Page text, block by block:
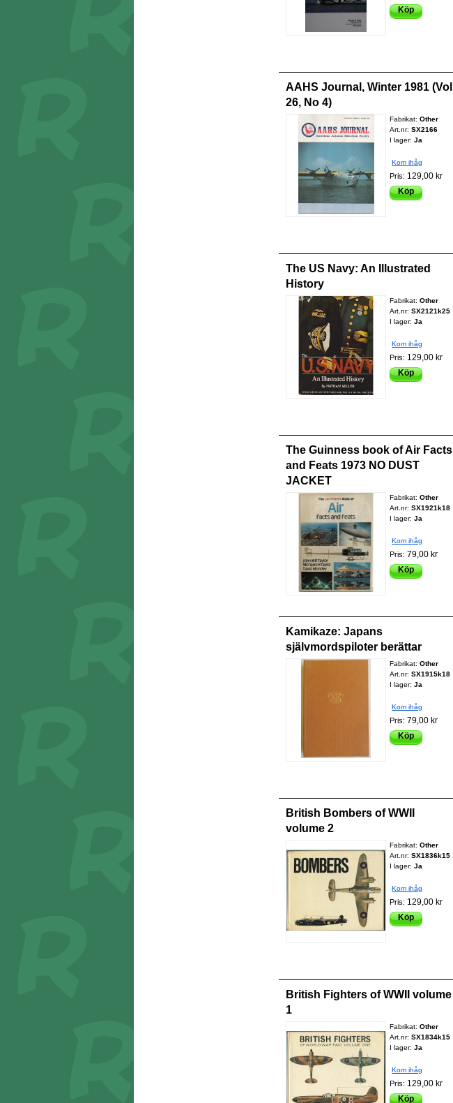
Köp
AAHS Journal, Winter 1981 (Vol
26, No 4)
Fabrikat:Other
Art.nr:SX2166
I lager: Ja
Kom ihåg
Pris: 129,00 kr
Köp
The US Navy: An Illustrated
History
Fabrikat:Other
Art.nr:SX2121k25
I lager: Ja
Kom ihåg
Pris: 129,00 kr
Köp
The Guinness book of Air Facts
and Feats 1973 NO DUST
JACKET
Fabrikat:Other
Art.nr:SX1921k18
I lager: Ja
Kom ihåg
Pris:79,00 kr
Köp
Kamikaze: Japans
självmordspiloter berättar
Fabrikat:Other
Art.nr:SX1915k18
I lager: Ja
Kom ihåg
Pris:79,00 kr
Köp
British Bombers of WWII
volume 2
Fabrikat:Other
Art.nr:SX1836k15
I lager: Ja
Kom ihåg
Pris: 129,00 kr
Köp
British Fighters of WWII volume
1
Fabrikat:Other
Art.nr:SX1834k15
I lager: Ja
Kom ihåg
Pris: 129,00 kr
Köp